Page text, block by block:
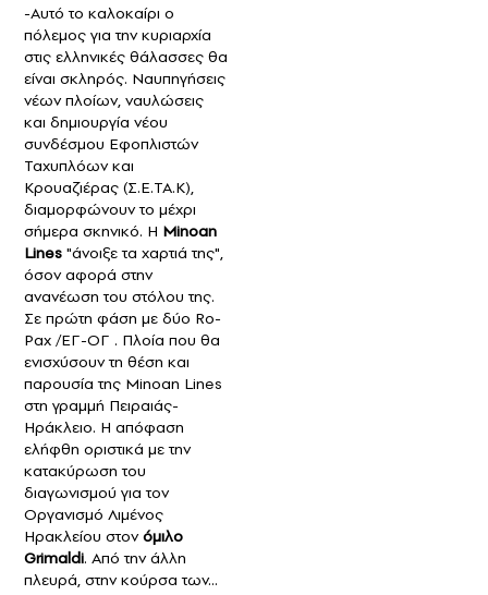
-Αυτό το καλοκαίρι ο
πόλεμος για την κυριαρχία
στις ελληνικές θάλασσες θα
είναι σκληρός. Ναυπηγήσεις
νέων πλοίων, ναυλώσεις
και δημιουργία νέου
συνδέσμου Εφοπλιστών
Ταχυπλόων και
Κρουαζιέρας (Σ.Ε.ΤΑ.Κ),
διαμορφώνουν το μέχρι
σήμερα σκηνικό. Η Minoan
Lines "άνοιξε τα χαρτιά της",
όσον αφορά στην
ανανέωση του στόλου της.
Σε πρώτη φάση με δύο Ro-
Pax /ΕΓ-ΟΓ . Πλοία που θα
ενισχύσουν τη θέση και
παρουσία της Minoan Lines
στη γραμμή Πειραιάς-
Ηράκλειο. Η απόφαση
ελήφθη οριστικά με την
κατακύρωση του
διαγωνισμού για τον
Οργανισμό Λιμένος
Ηρακλείου στονόμιλο
Grimaldi. Από την άλλη
πλευρά, στην κούρσα των...